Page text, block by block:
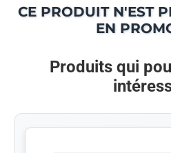
CE PRODUIT N'EST
EN
Produits qui